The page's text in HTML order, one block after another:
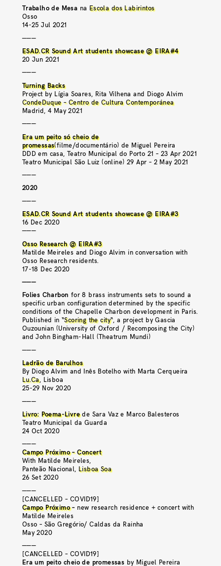
Trabalho de Mesa na Escola dos Labirintos
Osso
14-25 Jul 2021
———
ESAD.CR Sound Art students showcase @ EIRA#4
20 Jun 2021
———
Turning Backs
Project by Lígia Soares, Rita Vilhena and Diogo Alvim
CondeDuque – Centro de Cultura Contemporánea
Madrid, 4 May 2021
———
Era um peito só cheio de
promessas(filme/documentário) de Miguel Pereira
DDD em casa, Teatro Municipal do Porto 21 – 23 Apr 2021
Teatro Municipal São Luiz (online) 29 Apr – 2 May 2021
———
2020
———
ESAD.CR Sound Art students showcase @ EIRA#3
16 Dec 2020
———
Osso Research @ EIRA#3
Matilde Meireles and Diogo Alvim in conversation with
Osso Research residents.
17-18 Dec 2020
———
Folies Charbon for 8 brass instruments sets to sound a
specific urban configuration determined by the specific
conditions of the Chapelle Charbon development in Paris.
Published in “Scoring the city“, a project by Gascia
Ouzounian (University of Oxford / Recomposing the City)
and John Bingham-Hall (Theatrum Mundi)
———
Ladrão de Barulhos
By Diogo Alvim and Inês Botelho with Marta Cerqueira
Lu.Ca, Lisboa
25-29 Nov 2020
———
Livro: Poema-Livrede Sara Vaz e Marco Balesteros
Teatro Municipal da Guarda
24 Oct 2020
———
Campo Próximo – Concert
With Matilde Meireles,
Panteão Nacional, Lisboa Soa
26 Set 2020
———
[CANCELLED – COVID19]
Campo Próximo– new research residence + concert with
Matilde Meireles
Osso – São Gregório/ Caldas da Rainha
May 2020
———
[CANCELLED – COVID19]
Era um peito cheio de promessas by Miguel Pereira